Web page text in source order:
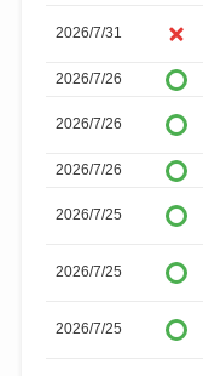
2026/7/31
2026/7/26
2026/7/26
2026/7/26
2026/7/25
2026/7/25
2026/7/25